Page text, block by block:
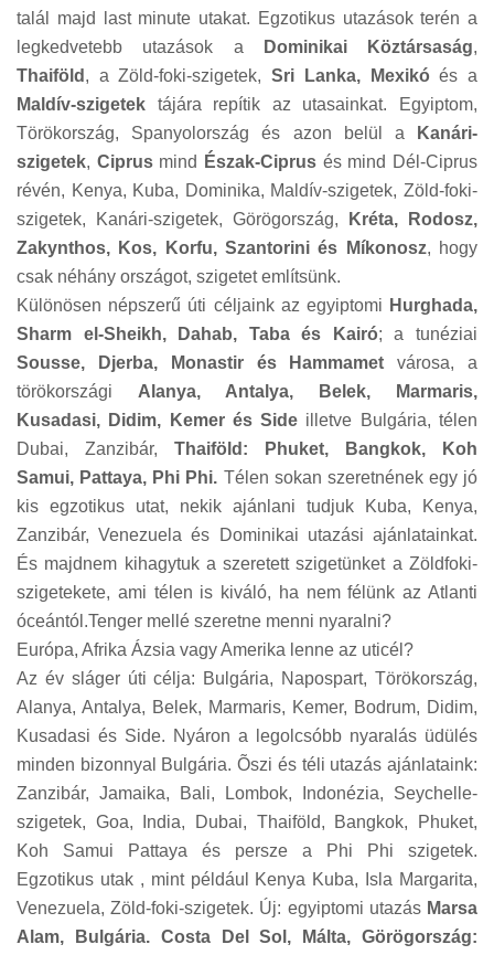
talál majd last minute utakat. Egzotikus utazások terén a
legkedvetebb utazások a
Dominikai Köztársaság,
Thaiföld , a Zöld-foki-szigetek,Sri Lanka, Mexikó és a
Maldív-szigetek tájára repítik az utasainkat. Egyiptom,
Törökország, Spanyolország és azon belül a
Kanári-
szigetek, Ciprusmind Észak-Ciprus és mind Dél-Ciprus
révén, Kenya, Kuba, Dominika, Maldív-szigetek, Zöld-foki-
szigetek, Kanári-szigetek, Görögország,
Kréta, Rodosz,
Zakynthos, Kos, Korfu, Szantorini és Míkonosz, hogy
csak néhány országot, szigetet említsünk.
Különösen népszerű úti céljaink az egyiptomi Hurghada,
Sharm el-Sheikh, Dahab, Taba és Kairó; a tunéziai
Sousse, Djerba, Monastir és Hammamet városa, a
törökországi Alanya, Antalya, Belek, Marmaris,
Kusadasi, Didim, Kemer és Side illetve Bulgária, télen
Dubai, Zanzibár, Thaiföld: Phuket, Bangkok, Koh
Samui, Pattaya, Phi Phi. Télen sokan szeretnének egy jó
kis egzotikus utat, nekik ajánlani tudjuk Kuba, Kenya,
Zanzibár, Venezuela és Dominikai utazási ajánlatainkat.
És majdnem kihagytuk a szeretett szigetünket a Zöldfoki-
szigetekete, ami télen is kiváló, ha nem félünk az Atlanti
óceántól.Tenger mellé szeretne menni nyaralni?
Európa, Afrika Ázsia vagy Amerika lenne az uticél?
Az év sláger úti célja: Bulgária, Napospart, Törökország,
Alanya, Antalya, Belek, Marmaris, Kemer, Bodrum, Didim,
Kusadasi és Side. Nyáron a legolcsóbb nyaralás üdülés
minden bizonnyal Bulgária. Õszi és téli utazás ajánlataink:
Zanzibár, Jamaika, Bali, Lombok, Indonézia, Seychelle-
szigetek, Goa, India, Dubai, Thaiföld, Bangkok, Phuket,
Koh Samui Pattaya és persze a Phi Phi szigetek.
Egzotikus utak , mint például Kenya Kuba, Isla Margarita,
Venezuela, Zöld-foki-szigetek. Új: egyiptomi utazás Marsa
Alam, Bulgária. Costa Del Sol, Málta, Görögország: